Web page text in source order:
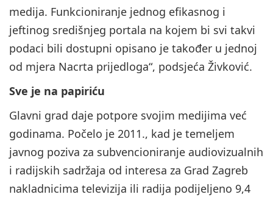
medija. Funkcioniranje jednog efikasnog i
jeftinog središnjeg portala na kojem bi svi takvi
podaci bili dostupni opisano je također u jednoj
od mjera Nacrta prijedloga“, podsjeća Živković.
Sve je na papiriću
Glavni grad daje potpore svojim medijima već
godinama. Počelo je 2011., kad je temeljem
javnog poziva za subvencioniranje audiovizualnih
i radijskih sadržaja od interesa za Grad Zagreb
nakladnicima televizija ili radija podijeljeno 9,4